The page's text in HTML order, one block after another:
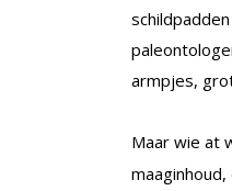
armpjes,
Maar wie at